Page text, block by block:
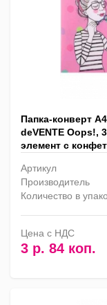
Папка-конверт
deVENTE Oops!,
элемент с
Артикул
Производитель
Количество в
Цена с НДС
3 р. 84 коп.